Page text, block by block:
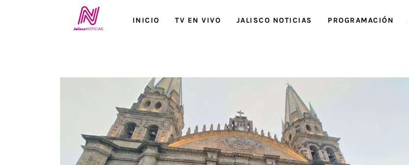
INICIO TV EN VIVO JALISCO NOTICIAS PROGRAMACIÓN
Jalisco RADIO / En Vivo